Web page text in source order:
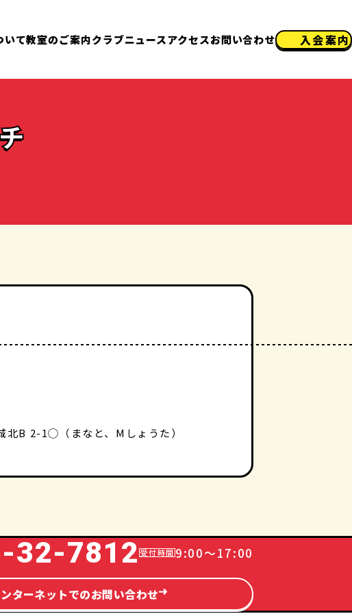
いて教室のご案内クラブニュースアクセスお問い合わせ 入会案内
B 2-1◯（まなと、Mしょうた）
32-7812 9:00～17:00
ターネットでのお問い合わせ